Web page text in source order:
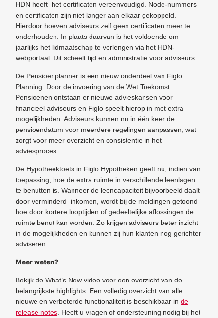
HDN heeft het certificaten vereenvoudigd. Node-nummers
en certificaten zijn niet langer aan elkaar gekoppeld.
Hierdoor hoeven adviseurs zelf geen certificaten meer te
onderhouden. In plaats daarvan is het voldoende om
jaarlijks het lidmaatschap te verlengen via het HDN-
webportaal. Dit scheelt tijd en administratie voor adviseurs.
De Pensioenplanner is een nieuw onderdeel van Figlo
Planning. Door de invoering van de Wet Toekomst
Pensioenen ontstaan er nieuwe advieskansen voor
financieel adviseurs en Figlo speelt hierop in met extra
mogelijkheden. Adviseurs kunnen nu in één keer de
pensioendatum voor meerdere regelingen aanpassen, wat
zorgt voor meer overzicht en consistentie in het
adviesproces.
De Hypotheektoets in Figlo Hypotheken geeft nu, indien van
toepassing, hoe de extra ruimte in verschillende leenlagen
te benutten is. Wanneer de leencapaciteit bijvoorbeeld daalt
door verminderd inkomen, wordt bij de meldingen getoond
hoe door kortere looptijden of gedeeltelijke aflossingen de
ruimte benut kan worden. Zo krijgen adviseurs beter inzicht
in de mogelijkheden en kunnen zij hun klanten nog gerichter
adviseren.
Meer weten?
Bekijk de What’s New video voor een overzicht van de
belangrijkste highlights. Een volledig overzicht van alle
nieuwe en verbeterde functionaliteit is beschikbaar in de
release notes . Heeft u vragen of ondersteuning nodig bij het